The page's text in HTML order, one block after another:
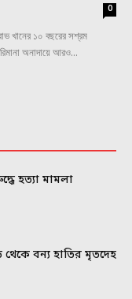
0
খানের ১০ বছরের সশ্রম
অনাদায়ে আরও...
হত্যা মামলা
থেকে বন্য হাতির মৃতদেহ